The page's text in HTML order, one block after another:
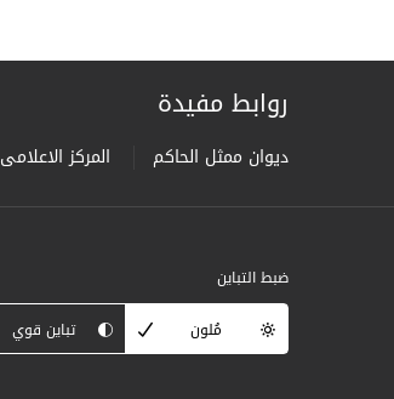
روابط مفيدة
ديوان ممثل الحاكم المركز الاعلامى
ضبط التباين
مُلون
تباين قوي